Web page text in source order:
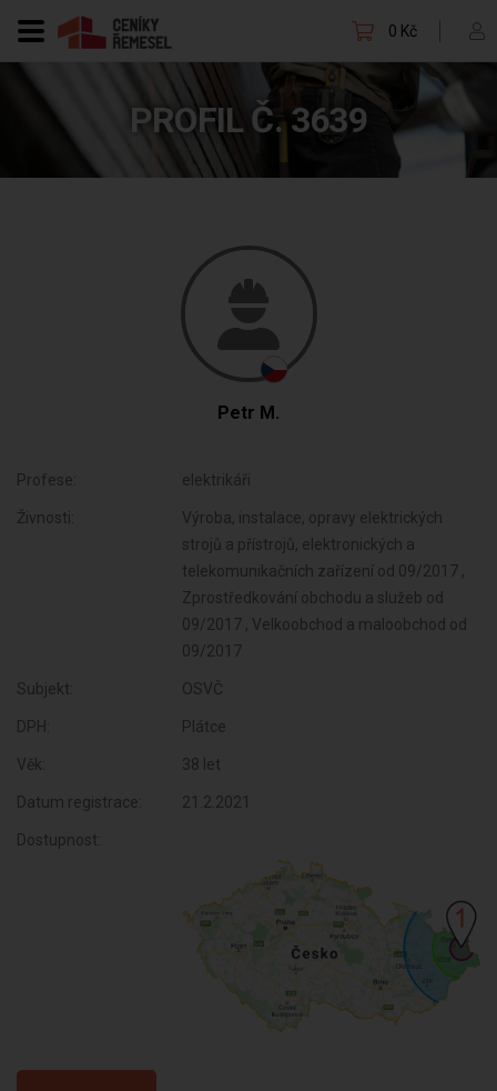
0 Kč
PROFIL Č. 3639
Petr M.
Profese: elektrikáři
Živnosti:
Výroba, instalace, opravy elektrických
strojů a přístrojů, elektronických a
telekomunikačních zařízení od 09/2017 ,
Zprostředkování obchodu a služeb od
09/2017 , Velkoobchod a maloobchod od
09/2017
Subjekt: OSVČ
DPH: Plátce
Věk: 38 let
Datum registrace: 21.2.2021
Dostupnost: